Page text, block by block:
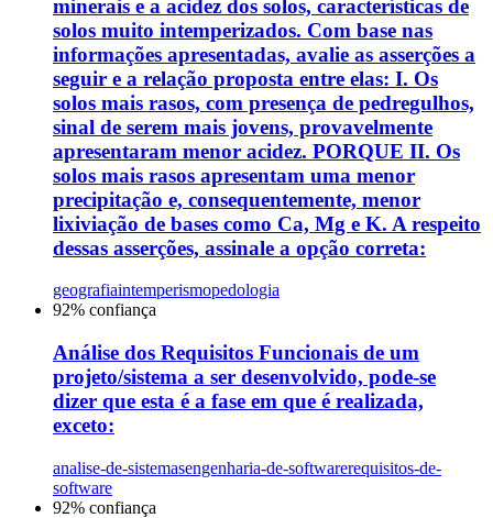
minerais e a acidez dos solos, características de
solos muito intemperizados. Com base nas
informações apresentadas, avalie as asserções a
seguir e a relação proposta entre elas: I. Os
solos mais rasos, com presença de pedregulhos,
sinal de serem mais jovens, provavelmente
apresentaram menor acidez. PORQUE II. Os
solos mais rasos apresentam uma menor
precipitação e, consequentemente, menor
lixiviação de bases como Ca, Mg e K. A respeito
dessas asserções, assinale a opção correta:
geografiaintemperismopedologia
92% confiança
Análise dos Requisitos Funcionais de um
projeto/sistema a ser desenvolvido, pode-se
dizer que esta é a fase em que é realizada,
exceto:
analise-de-sistemasengenharia-de-softwarerequisitos-de-
software
92% confiança